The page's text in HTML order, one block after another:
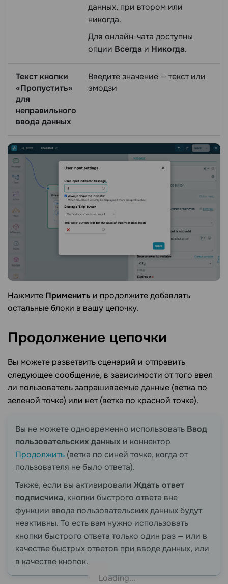
данных, при втором или
никогда.
Для онлайн-чата доступны
опции Всегда и Никогда.
Текст кнопки
«Пропустить»
для
неправильного
ввода данных
Введите значение — текст или
эмодзи
Нажмите Применить и продолжите добавлять
остальные блоки в вашу цепочку.
Продолжение цепочки
Вы можете разветвить сценарий и отправить
следующее сообщение, в зависимости от того ввел
ли пользователь запрашиваемые данные (ветка по
зеленой точке) или нет (ветка по красной точке).
Вы не можете одновременно использовать Ввод
пользовательских данных и коннектор
Продолжить (ветка по синей точке, когда от
пользователя не было ответа).
Также, если вы активировали Ждать ответ
подписчика, кнопки быстрого ответа вне
функции ввода пользовательских данных будут
неактивны. То есть вам нужно использовать
кнопки быстрого ответа только один раз — или в
качестве быстрых ответов при вводе данных, или
в качестве кнопок.